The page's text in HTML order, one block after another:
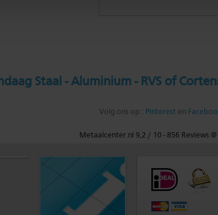
Staal - Aluminium - RVS of
Volg ons op : Pinterest en
Metaalcenter.nl 9,2 / 10 -856 Reviews @